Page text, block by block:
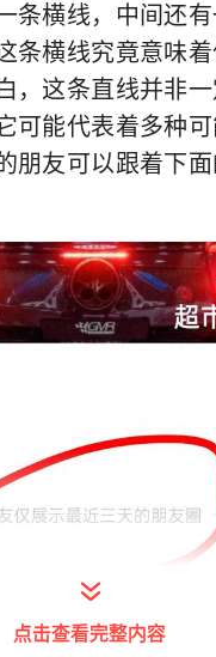
条横线，中间还有
条横线究竟意味
，这条直线并非
可能代表着多种
朋友可以跟着下
点击查看完整内容